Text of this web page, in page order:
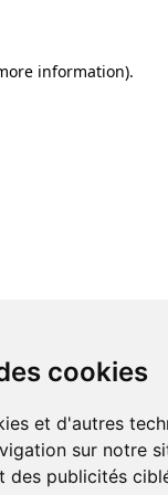
cookies
et d'autres
sur notre
des publicités
information).